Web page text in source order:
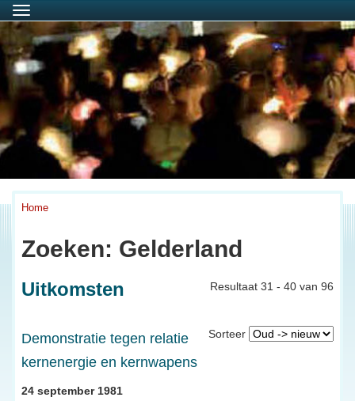
Menu
Home
Zoeken: Gelderland
Resultaat 31 - 40 van 96
Uitkomsten
Sorteer
Demonstratie tegen relatie
kernenergie en kernwapens
24 september 1981